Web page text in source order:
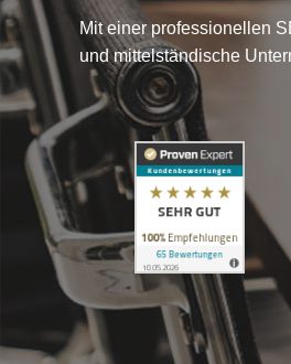
Mit einer professionellen
und mittelständische